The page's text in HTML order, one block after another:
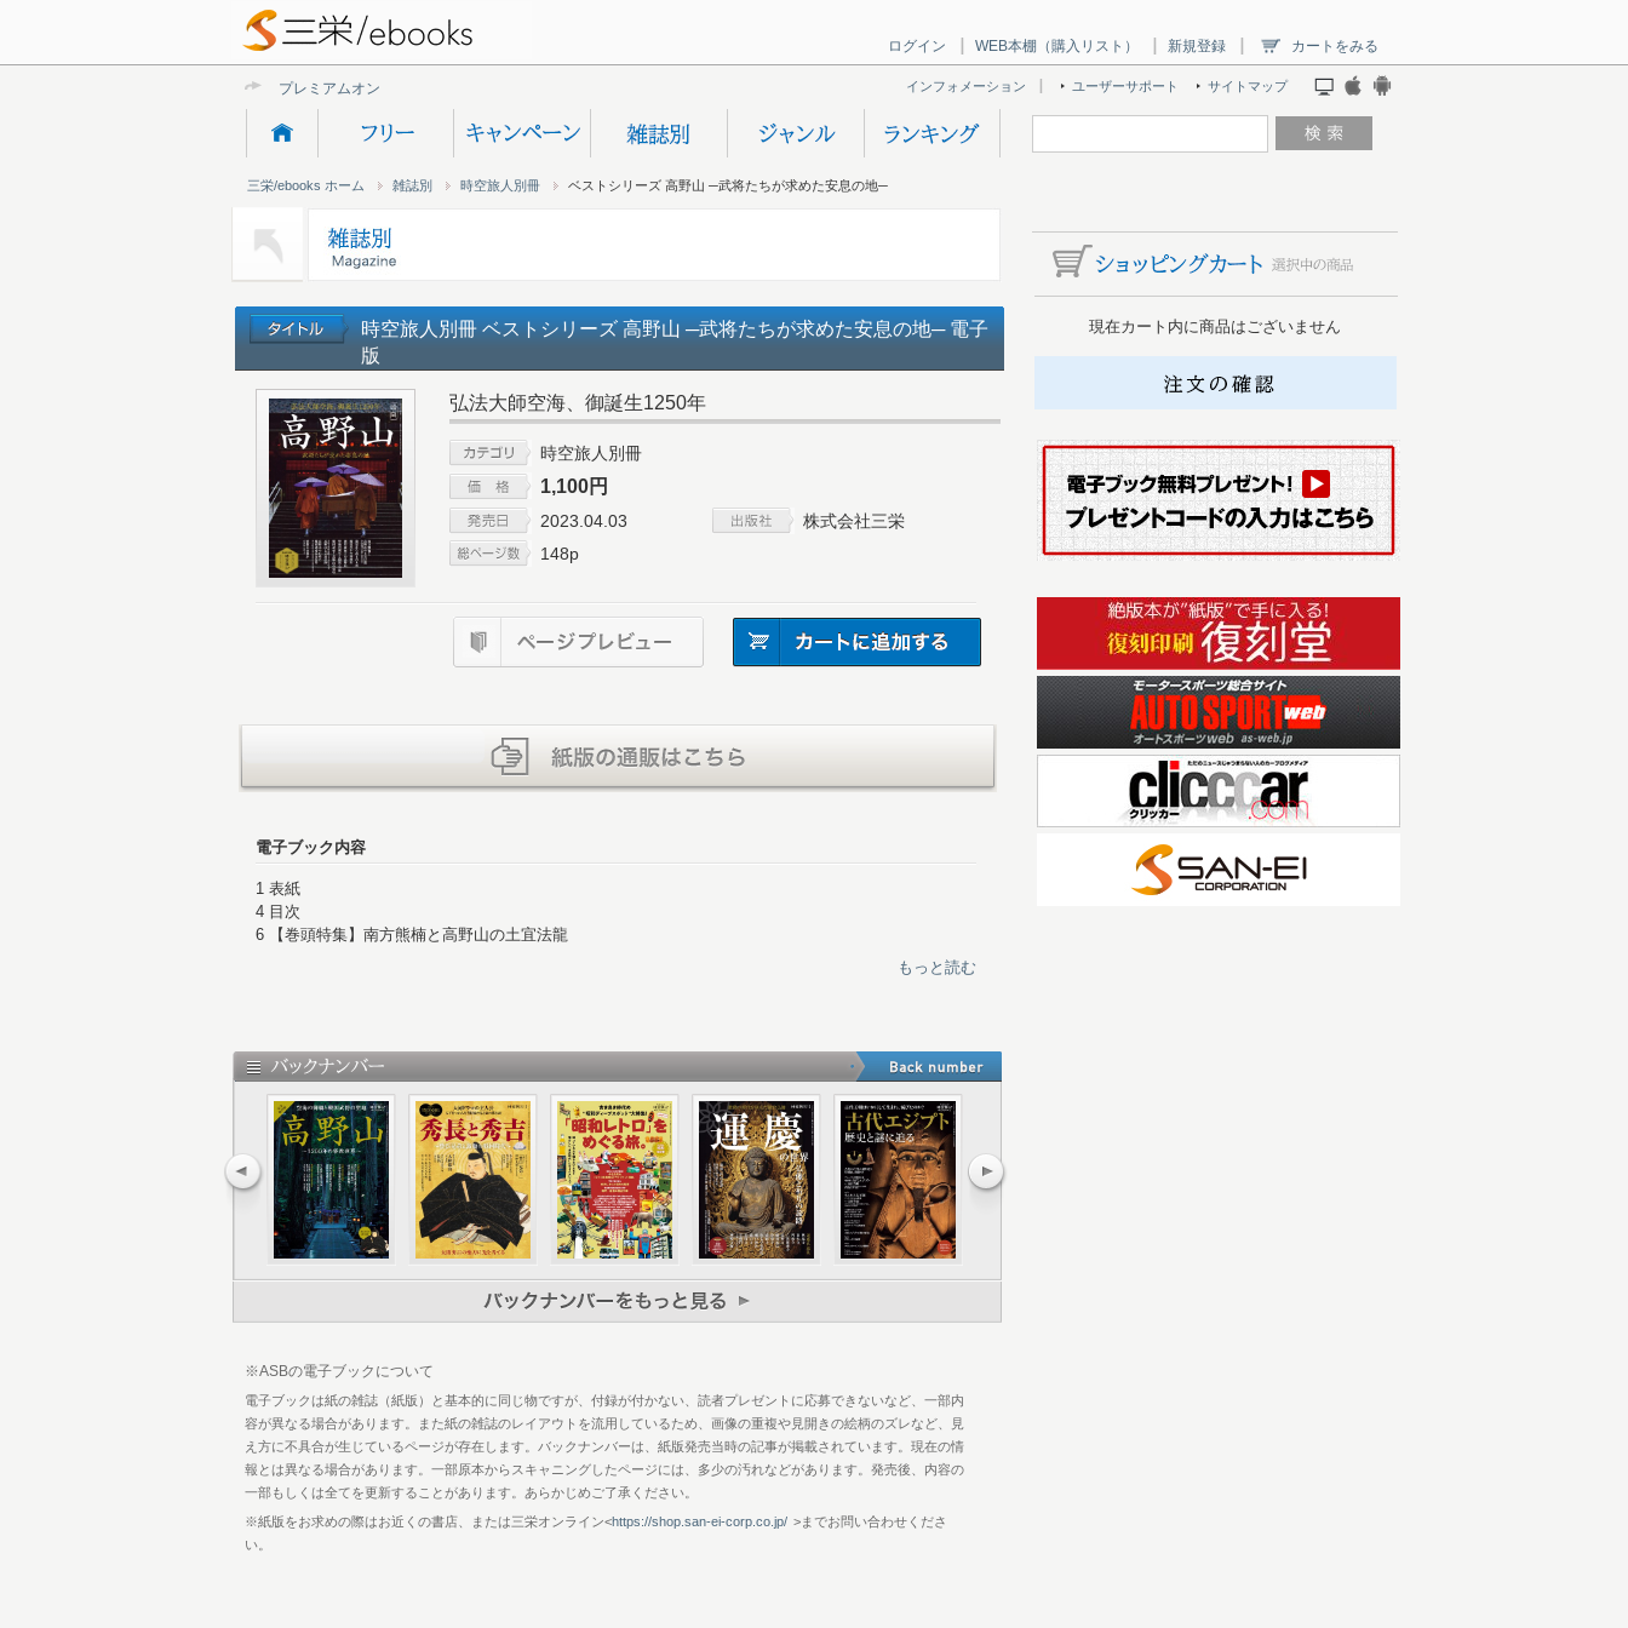
ログイン WEB本棚（購入リスト） 新規登録 カートをみる
インフォメーション ユーザーサポート サイトマップ
プレミアムオンライン新
三栄/ebooks ホーム 雑誌別 時空旅人別冊 ベストシリーズ 高野山 ─武将たちが求めた安息の地─
時空旅人別冊 ベストシリーズ 高野山 ─武将たちが求めた安息の地─ 電子
版
弘法大師空海、御誕生1250年
時空旅人別冊
1,100円
2023.04.03
株式会社三栄
148p
電子ブック内容
1 表紙
4 目次
6 【巻頭特集】南方熊楠と高野山の土宜法龍
22 嵯峨天皇の庇護を受け紀州の霊山に伽藍を建立
24 空海入定し その存在は永遠となる
28 高野山霊宝館で観る 豊麗な仏教美術の数々
30 貴族から武士へ 源平時代と高野山
31 平清盛 弘法大師の化身と会い根本大塔を再建した
32 北条政子 源頼朝の妻が建てた現存の寺院と宝塔
34 【高野山ゆかりの人物事典】其の壱 藤原道長・足利義満・平敦盛・熊谷直実
36 古地図と古写真で訪ねる 高野山 境内・奥之院
41 第二章・戦国時代 戦乱の中の高野山
42 【寄稿】調査から探る 高野山の石塔と戦国武将の真の姿
46 武将たちが信仰せし霊峰
47 上杉謙信・景勝 世を捨て、高野山に隠棲しようとした
48 武田信玄・勝頼 その死から3年後、位牌が納められたと伝わる
52 信長に焼かれた比叡山 辛くも免れた高野山
54 忘れ去られていた信長の墓 妹・お市たちの菩提寺
56 天下人・秀吉が聖地に刻みし足跡 秀吉の紀州攻めと青巌寺の建立
58 高野山を舞台にした豊臣親子の確執
60 奥之院に眠る豊臣一族の魂
61 【高野山ゆかりの人物事典】其の弐 北条早雲・明智光秀・柴田勝家・黒田官兵衛・筒井順慶
66 江戸の泰平を築いた徳川家の人々も祀られる 徳川家康 三河の豪族から興り戦乱の世に終止符を
打つ
もっと読む
※ASBの電子ブックについて
電子ブックは紙の雑誌（紙版）と基本的に同じ物ですが、付録が付かない、読者プレゼントに応募できないなど、一部内
容が異なる場合があります。また紙の雑誌のレイアウトを流用しているため、画像の重複や見開きの絵柄のズレなど、見
え方に不具合が生じているページが存在します。バックナンバーは、紙版発売当時の記事が掲載されています。現在の情
報とは異なる場合があります。一部原本からスキャニングしたページには、多少の汚れなどがあります。発売後、内容の
一部もしくは全てを更新することがあります。あらかじめご了承ください。
※紙版をお求めの際はお近くの書店、または三栄オンライン<https://shop.san-ei-corp.co.jp/ >までお問い合わせくださ
い。
現在カート内に商品はございません